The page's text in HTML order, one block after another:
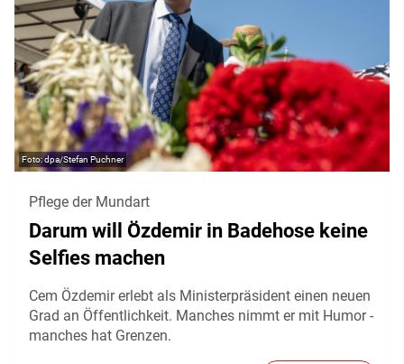
dpa/Stefan Puchner
Pflege der Mundart
Darum will Özdemir in Badehose keine
Selfies machen
Cem Özdemir erlebt als Ministerpräsident einen neuen
Grad an Öffentlichkeit. Manches nimmt er mit Humor -
manches hat Grenzen.